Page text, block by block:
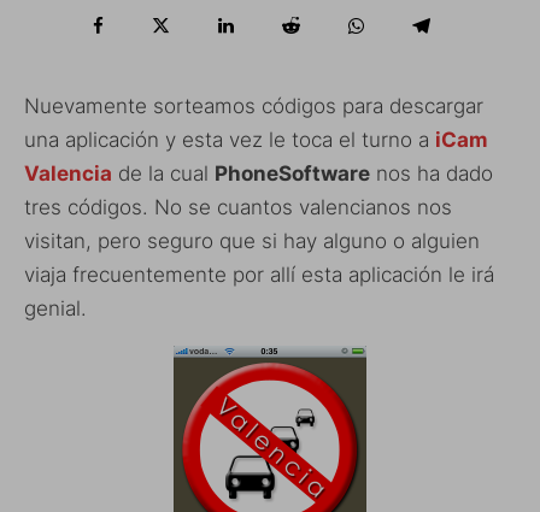
Nuevamente sorteamos códigos para descargar
una aplicación y esta vez le toca el turno a iCam
Valencia de la cual PhoneSoftware nos ha dado
tres códigos. No se cuantos valencianos nos
visitan, pero seguro que si hay alguno o alguien
viaja frecuentemente por allí esta aplicación le irá
genial.